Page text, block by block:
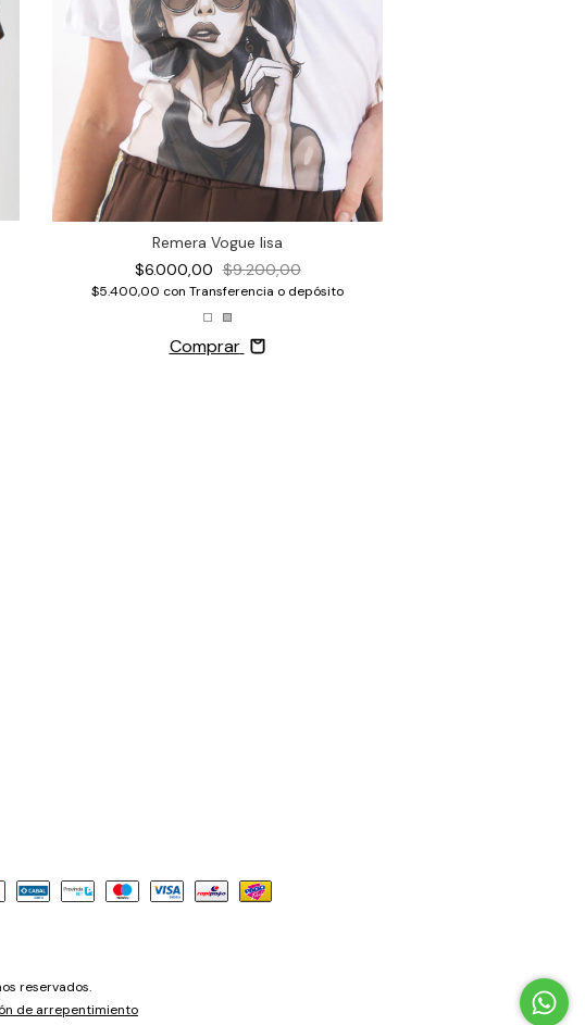
Remera Vogue lisa
$6.000,00 $9.200,00
$5.400,00 con Transferencia o depósito
Comprar
reservados.
de arrepentimiento